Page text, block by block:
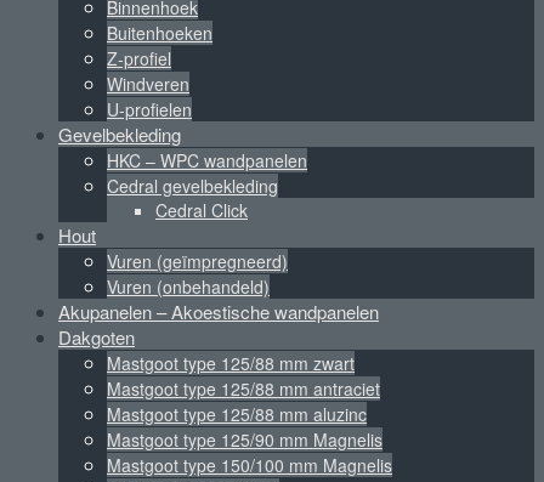
Binnenhoek
Buitenhoeken
Z-profiel
Windveren
U-profielen
Gevelbekleding
HKC – WPC wandpanelen
Cedral gevelbekleding
Cedral Click
Hout
Vuren (geïmpregneerd)
Vuren (onbehandeld)
Akupanelen – Akoestische wandpanelen
Dakgoten
Mastgoot type 125/88 mm zwart
Mastgoot type 125/88 mm antraciet
Mastgoot type 125/88 mm aluzinc
Mastgoot type 125/90 mm Magnelis
Mastgoot type 150/100 mm Magnelis